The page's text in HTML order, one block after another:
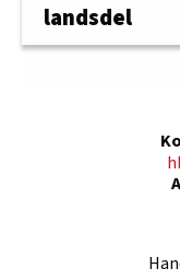
landsdel